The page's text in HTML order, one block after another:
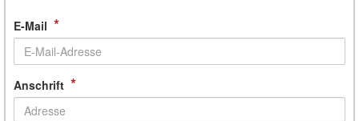
E-Mail *
Anschrift *